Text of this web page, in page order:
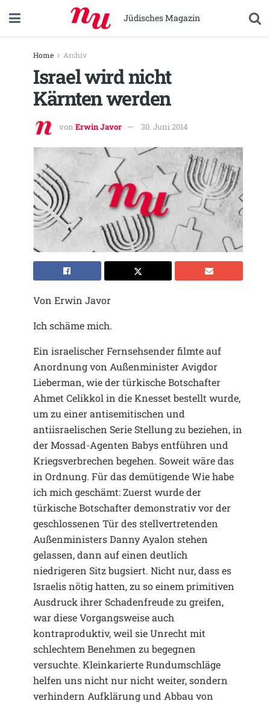
Jüdisches Magazin
Home Archiv
Israel wird nicht
Kärnten werden
von Erwin Javor 30. Juni 2014
Von Erwin Javor
Ich schäme mich.
Ein israelischer Fernsehsender filmte auf
Anordnung von Außenminister Avigdor
Lieberman, wie der türkische Botschafter
Ahmet Celikkol in die Knesset bestellt wurde,
um zu einer antisemitischen und
antiisraelischen Serie Stellung zu beziehen, in
der Mossad-Agenten Babys entführen und
Kriegsverbrechen begehen. Soweit wäre das
in Ordnung. Für das demütigende Wie habe
ich mich geschämt: Zuerst wurde der
türkische Botschafter demonstrativ vor der
geschlossenen Tür des stellvertretenden
Außenministers Danny Ayalon stehen
gelassen, dann auf einen deutlich
niedrigeren Sitz bugsiert. Nicht nur, dass es
Israelis nötig hatten, zu so einem primitiven
Ausdruck ihrer Schadenfreude zu greifen,
war diese Vorgangsweise auch
kontraproduktiv, weil sie Unrecht mit
schlechtem Benehmen zu begegnen
versuchte. Kleinkarierte Rundumschläge
helfen uns nicht nur nicht weiter, sondern
verhindern Aufklärung und Abbau von